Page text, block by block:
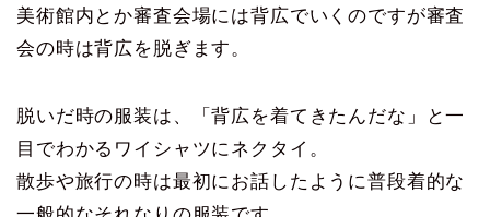
美術館内とか審査会場には背広でいくのですが審査
会の時は背広を脱ぎます。
脱いだ時の服装は、「背広を着てきたんだな」と一
目でわかるワイシャツにネクタイ。
散歩や旅行の時は最初にお話したように普段着的な